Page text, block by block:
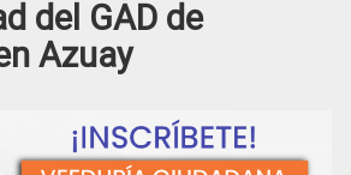
del GAD de
Azuay